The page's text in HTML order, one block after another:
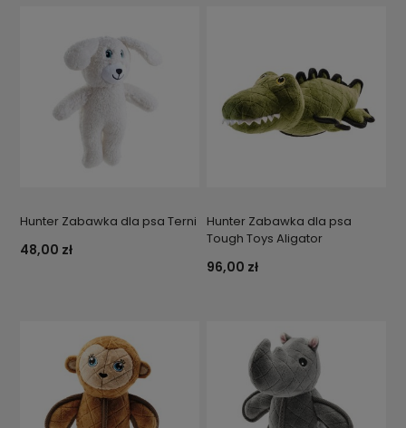
Hunter Zabawka dla psa Terni
48,00 zł
Hunter Zabawka dla psa
Tough Toys Aligator
96,00 zł